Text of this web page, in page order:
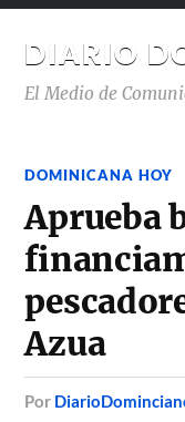
DIARIO
El Medio de
DOMINICANA HOY
Aprueba
Azua
por